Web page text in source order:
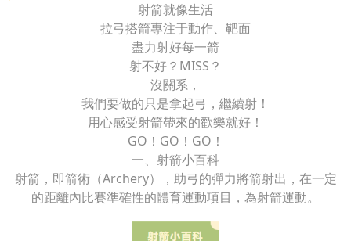
射箭就像生活
拉弓搭箭專注于動作、靶面
盡力射好每一箭
射不好？MISS？
沒關系，
我們要做的只是拿起弓，繼續射！
用心感受射箭帶來的歡樂就好！
GO！GO！GO！
一、射箭小百科
射箭，即箭術（Archery），助弓的彈力將箭射出，在一定
的距離內比賽準確性的體育運動項目，為射箭運動。